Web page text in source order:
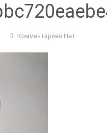
Комментариев Нет